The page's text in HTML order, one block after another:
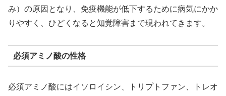
み）の原因となり、免疫機能が低下するために病気にかか
りやすく、ひどくなると知覚障害まで現われてきます。
必須アミノ酸の性格
必須アミノ酸にはイソロイシン、トリプトファン、トレオ